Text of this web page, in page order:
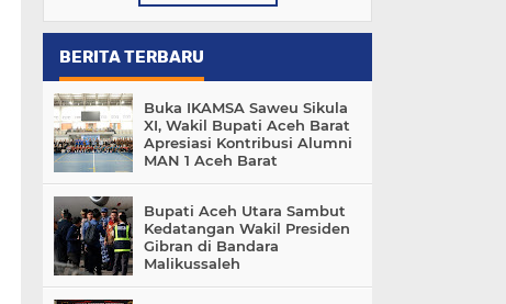
BERITA TERBARU
Buka IKAMSA Saweu Sikula
XI, Wakil Bupati Aceh Barat
Apresiasi Kontribusi Alumni
MAN 1 Aceh Barat
Bupati Aceh Utara Sambut
Kedatangan Wakil Presiden
Gibran di Bandara
Malikussaleh